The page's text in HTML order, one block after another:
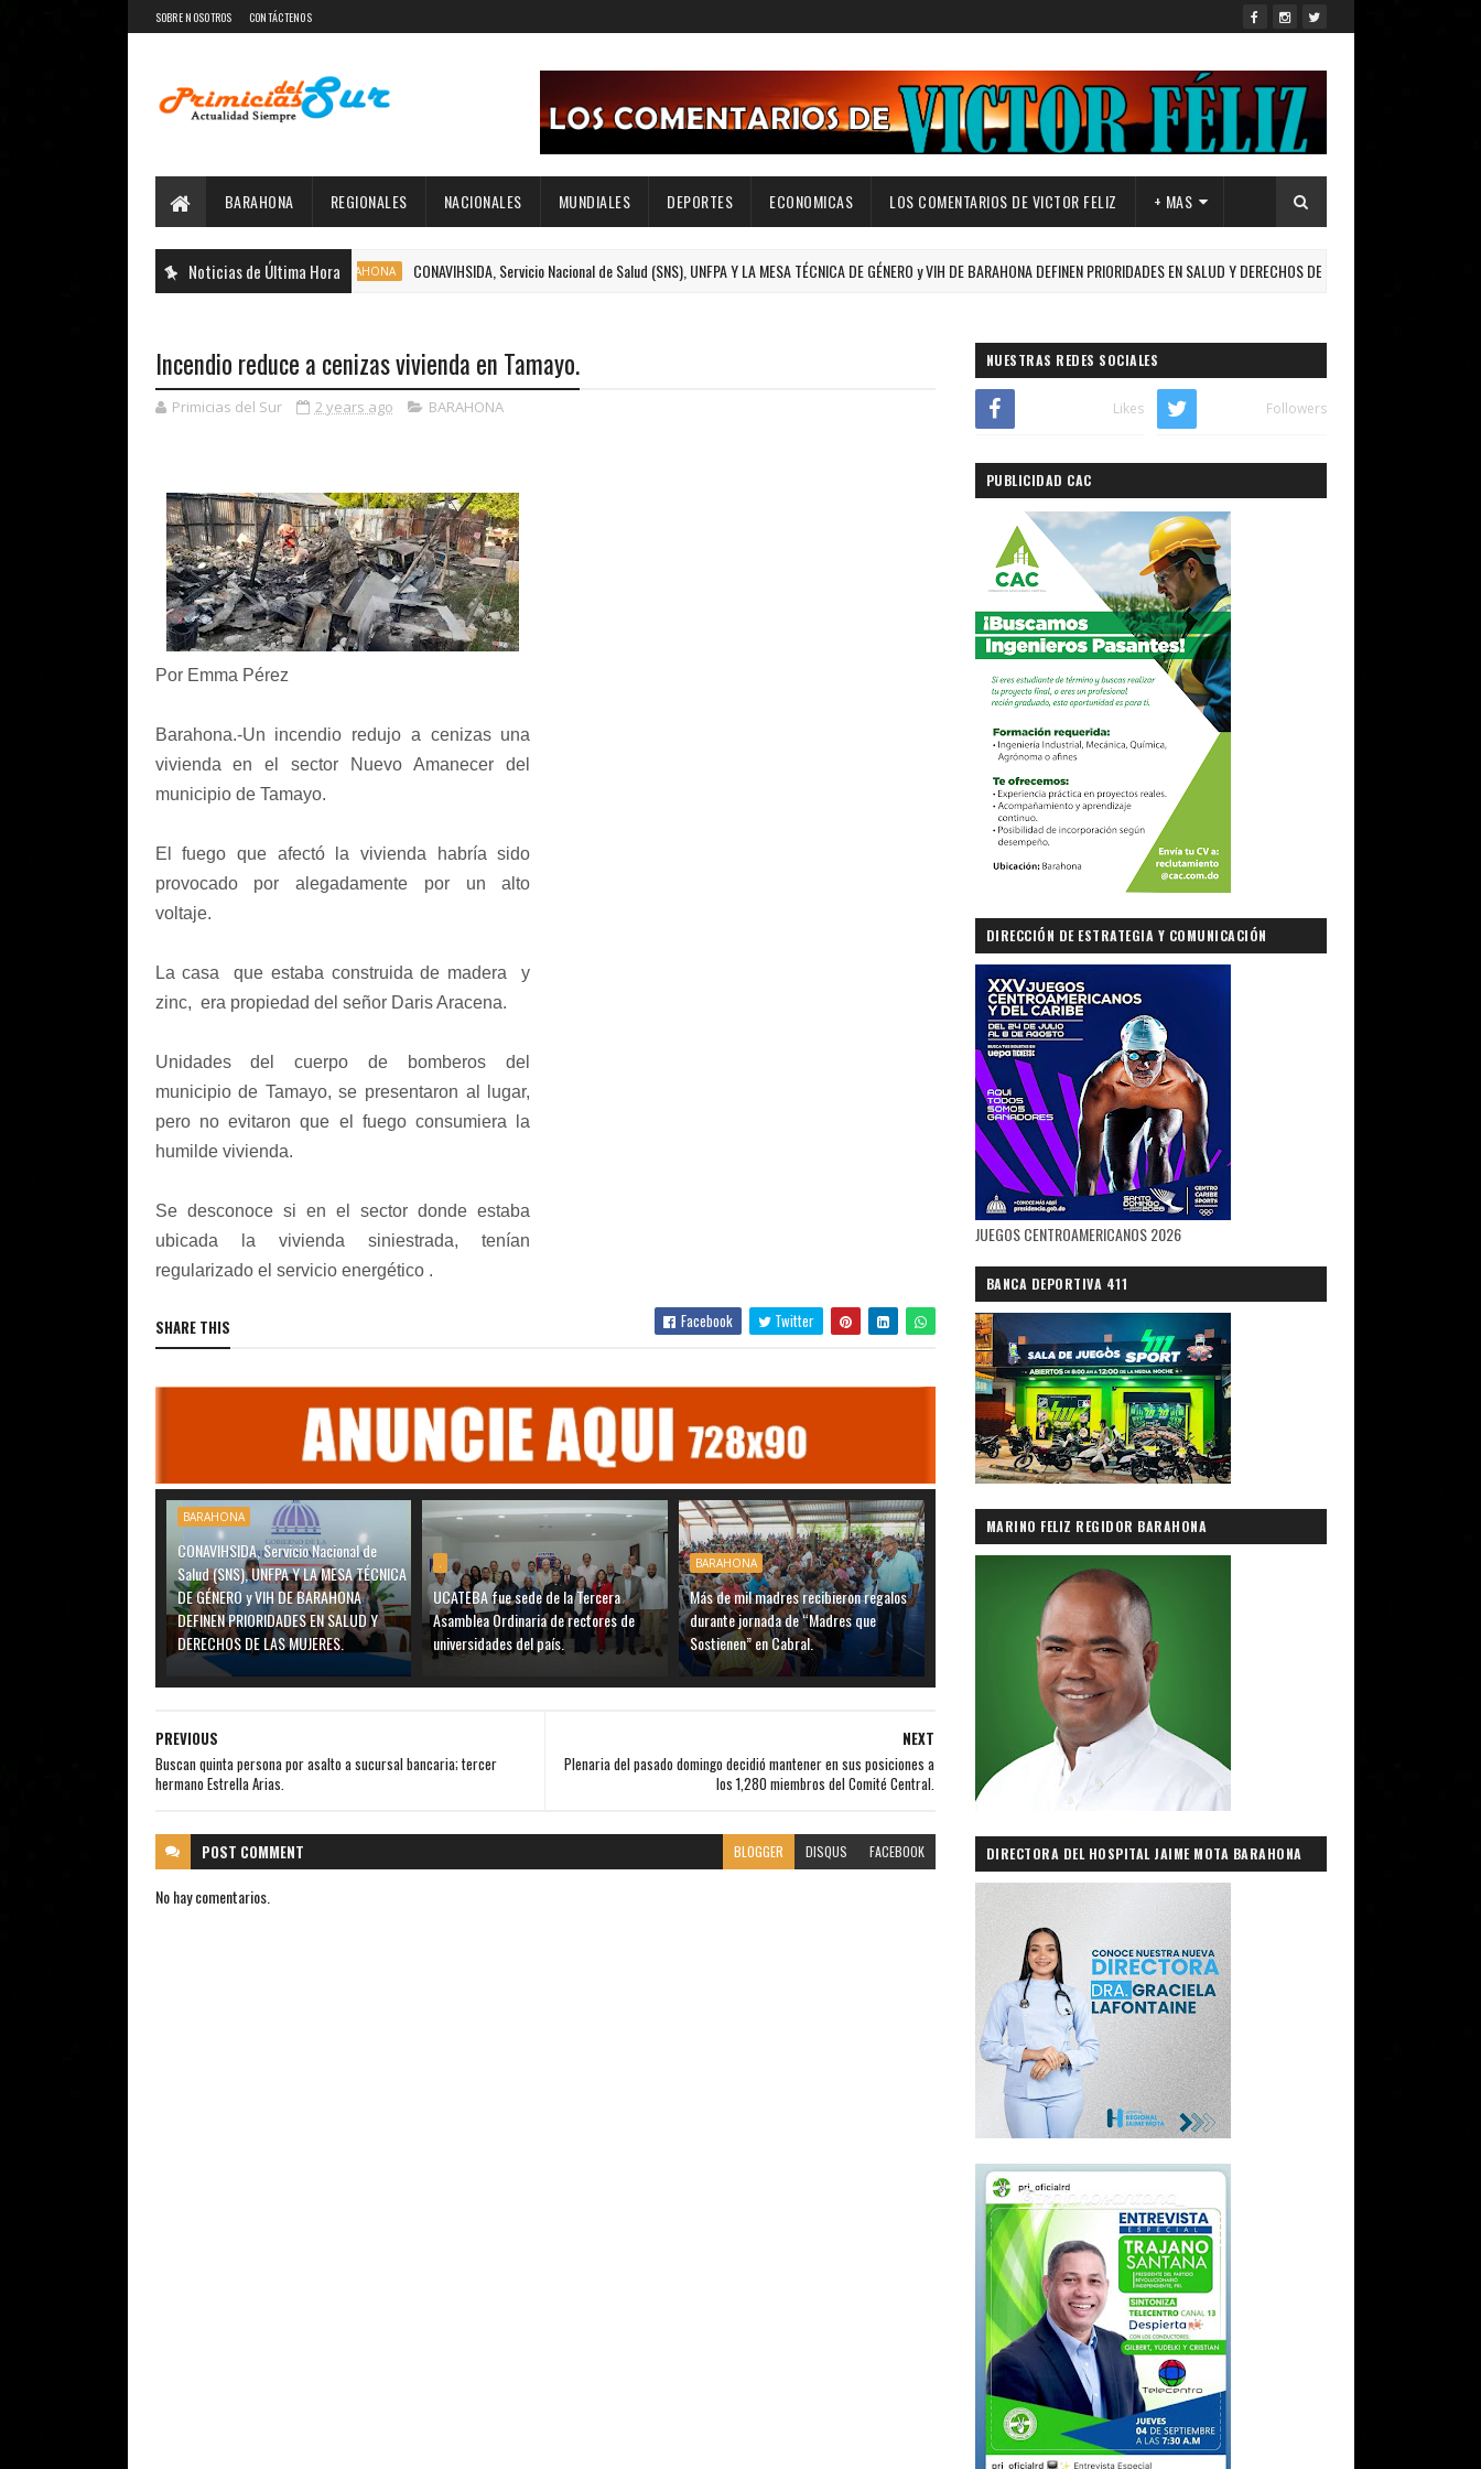
SOBRE NOSOTROS CONTÁCTENOS
BARAHONA REGIONALES NACIONALES MUNDIALES DEPORTES ECONOMICAS LOS COMENTARIOS DE VICTOR FELIZ + MAS
Noticias de Última Hora
BARAHONA CONAVIHSIDA, Servicio Nacional de Salud (SNS), UNFPA Y LA MESA TÉCNICA DE GÉNERO y VIH DE BARAHONA DEFINEN PRIORIDADES EN SALUD Y DERECHOS DE LAS MUJERES.
Incendio reduce a cenizas vivienda en Tamayo.
Primicias del Sur 2 years ago BARAHONA
Por Emma Pérez
Barahona.-Un incendio redujo a cenizas una
vivienda en el sector Nuevo Amanecer del
municipio de Tamayo.
El fuego que afectó la vivienda habría sido
provocado por alegadamente por un alto
voltaje.
La casa que estaba construida de madera y
zinc, era propiedad del señor Daris Aracena.
Unidades del cuerpo de bomberos del
municipio de Tamayo, se presentaron al lugar,
pero no evitaron que el fuego consumiera la
humilde vivienda.
Se desconoce si en el sector donde estaba
ubicada la vivienda siniestrada, tenían
regularizado el servicio energético .
SHARE THIS Facebook Twitter
BARAHONA
CONAVIHSIDA, Servicio Nacional de
Salud (SNS), UNFPA Y LA MESA TÉCNICA
DE GÉNERO y VIH DE BARAHONA
DEFINEN PRIORIDADES EN SALUD Y
DERECHOS DE LAS MUJERES.
.
UCATEBA fue sede de la Tercera
Asamblea Ordinaria de rectores de
universidades del país.
BARAHONA
Más de mil madres recibieron regalos
durante jornada de “Madres que
Sostienen” en Cabral.
NEXT
Plenaria del pasado domingo decidió mantener en sus posiciones a
los 1,280 miembros del Comité Central.
PREVIOUS
Buscan quinta persona por asalto a sucursal bancaria; tercer
hermano Estrella Arias.
POST COMMENT BLOGGER DISQUS FACEBOOK
No hay comentarios.
NUESTRAS REDES SOCIALES
Likes Followers
PUBLICIDAD CAC
DIRECCIÓN DE ESTRATEGIA Y COMUNICACIÓN
GUBERNAMENTAL
JUEGOS CENTROAMERICANOS 2026
BANCA DEPORTIVA 411
MARINO FELIZ REGIDOR BARAHONA
DIRECTORA DEL HOSPITAL JAIME MOTA BARAHONA